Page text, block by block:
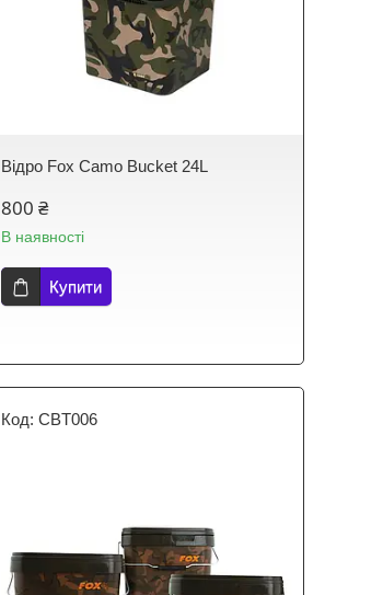
Відро Fox Camo Bucket 24L
800 ₴
В наявності
Купити
CBT006